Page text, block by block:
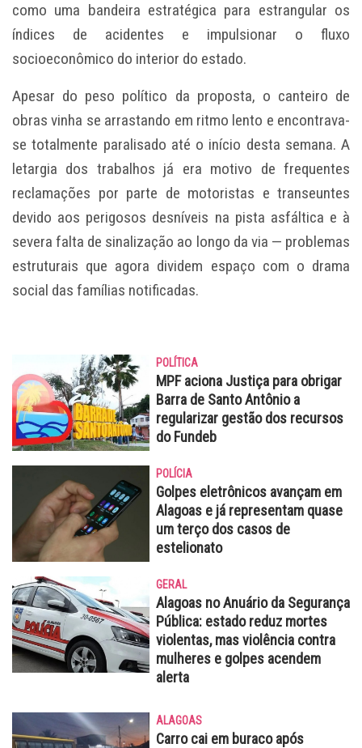
como uma bandeira estratégica para estrangular os
índices de acidentes e impulsionar o fluxo
socioeconômico do interior do estado.
Apesar do peso político da proposta, o canteiro de
obras vinha se arrastando em ritmo lento e encontrava-
se totalmente paralisado até o início desta semana. A
letargia dos trabalhos já era motivo de frequentes
reclamações por parte de motoristas e transeuntes
devido aos perigosos desníveis na pista asfáltica e à
severa falta de sinalização ao longo da via — problemas
estruturais que agora dividem espaço com o drama
social das famílias notificadas.
POLÍTICA
MPF aciona Justiça para obrigar
Barra de Santo Antônio a
regularizar gestão dos recursos
do Fundeb
POLÍCIA
Golpes eletrônicos avançam em
Alagoas e já representam quase
um terço dos casos de
estelionato
GERAL
Alagoas no Anuário da Segurança
Pública: estado reduz mortes
violentas, mas violência contra
mulheres e golpes acendem
alerta
ALAGOAS
Carro cai em buraco após